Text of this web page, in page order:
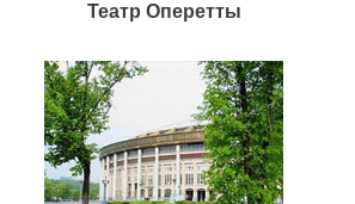
Театр Оперетты